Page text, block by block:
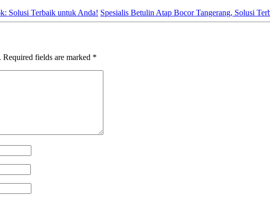
Solusi Terbaik untuk Anda! Spesialis Betulin Atap Bocor Tangerang, Solusi
Required fields are marked *